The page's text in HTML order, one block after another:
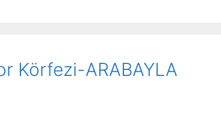
Körfezi-ARABAYLA